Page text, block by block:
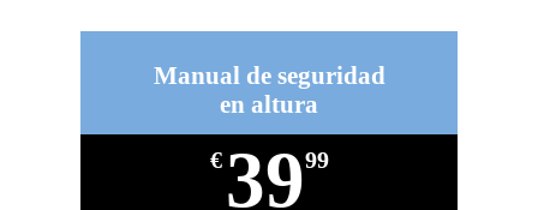
Manual de seguridad
en altura
€ 3999